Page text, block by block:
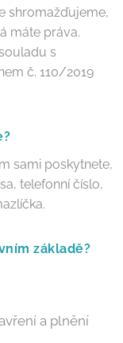
shromažďujeme,
máte práva.
s
č. 110/2019
sami poskytnete,
telefonní číslo,
základě?
a plnění